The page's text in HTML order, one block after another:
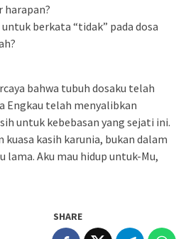
harapan?
berkata “tidak” pada dosa
bahwa tubuh dosaku telah
Engkau telah menyalibkan
untuk kebebasan yang sejati ini.
kasih karunia, bukan dalam
lama. Aku mau hidup untuk-Mu,
SHARE